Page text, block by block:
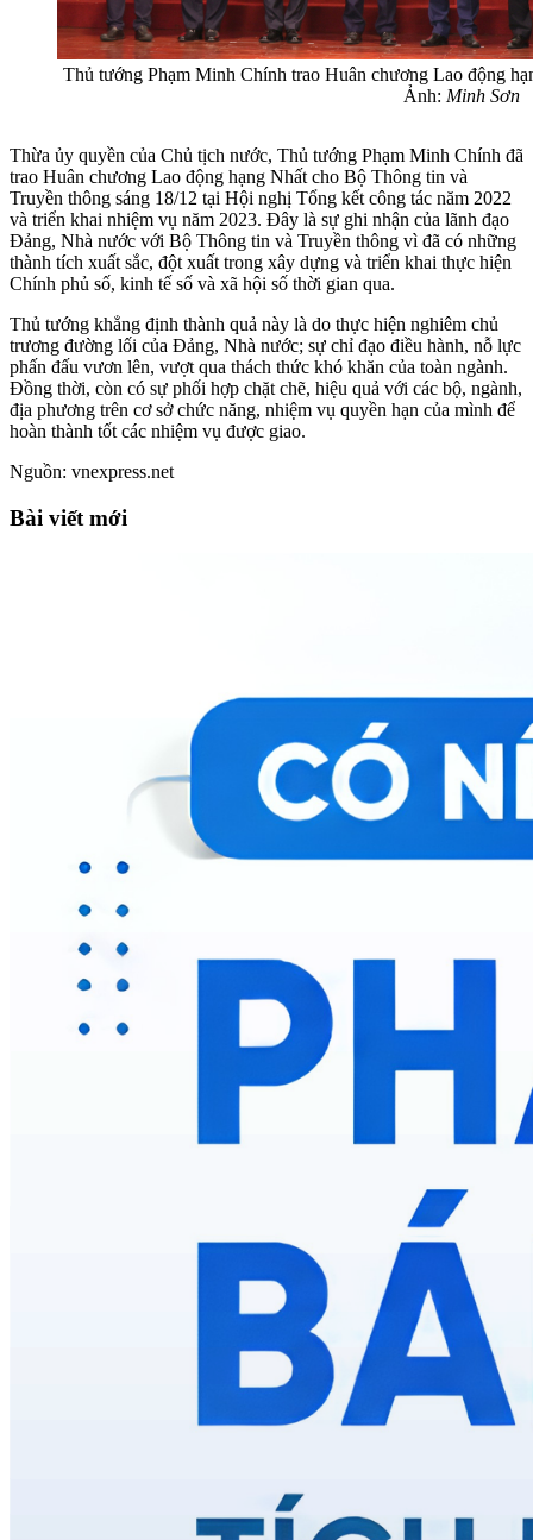
Thủ tướng Phạm Minh Chính trao Huân chương Lao động
Ảnh: Minh Sơn
Thừa ủy quyền của Chủ tịch nước, Thủ tướng Phạm Minh Chính đã
trao Huân chương Lao động hạng Nhất cho Bộ Thông tin và
Truyền thông sáng 18/12 tại Hội nghị Tổng kết công tác năm 2022
và triển khai nhiệm vụ năm 2023. Đây là sự ghi nhận của lãnh đạo
Đảng, Nhà nước với Bộ Thông tin và Truyền thông vì đã có những
thành tích xuất sắc, đột xuất trong xây dựng và triển khai thực hiện
Chính phủ số, kinh tế số và xã hội số thời gian qua.
Thủ tướng khẳng định thành quả này là do thực hiện nghiêm chủ
trương đường lối của Đảng, Nhà nước; sự chỉ đạo điều hành, nỗ lực
phấn đấu vươn lên, vượt qua thách thức khó khăn của toàn ngành.
Đồng thời, còn có sự phối hợp chặt chẽ, hiệu quả với các bộ, ngành,
địa phương trên cơ sở chức năng, nhiệm vụ quyền hạn của mình để
hoàn thành tốt các nhiệm vụ được giao.
Nguồn: vnexpress.net
Bài viết mới